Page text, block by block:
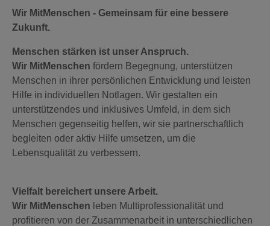
Wir MitMenschen - Gemeinsam für eine bessere
Zukunft.
Menschen stärken ist unser Anspruch.
Wir MitMenschen fördern Begegnung, unterstützen
Menschen in ihrer persönlichen Entwicklung und leisten
Hilfe in individuellen Notlagen. Wir gestalten ein
unterstützendes und inklusives Umfeld, in dem sich
Menschen gegenseitig helfen, wir sie partnerschaftlich
begleiten oder aktiv Hilfe umsetzen, um die
Lebensqualität zu verbessern.
Vielfalt bereichert unsere Arbeit.
Wir MitMenschen leben Multiprofessionalität und
profitieren von der Zusammenarbeit in unterschiedlichen